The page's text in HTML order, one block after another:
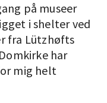
på museer
i shelter ved
fra Lützhøfts
har
mig helt